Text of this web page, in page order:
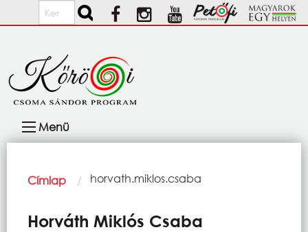
Ugrás a tartalomra
Keresés
navigáció
Menü
Morzsa
Címlap Current:
horvath.miklos.csaba
Horváth Miklós Csaba